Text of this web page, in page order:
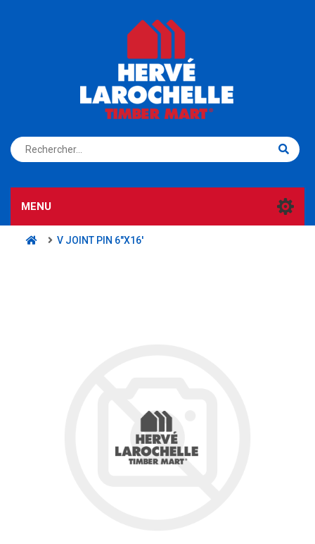
S'ENREGISTRER CONNEXION
MENU
V JOINT PIN 6"X16'